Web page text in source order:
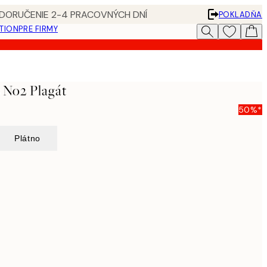
2-4 PRACOVNÝCH DNÍ
POKLADŇA
PRE FIRMY
Plagát
50%*
Plátno